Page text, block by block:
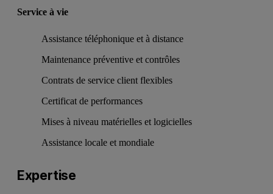
Service à vie
Assistance téléphonique et à distance
Maintenance préventive et contrôles
Contrats de service client flexibles
Certificat de performances
Mises à niveau matérielles et logicielles
Assistance locale et mondiale
Expertise